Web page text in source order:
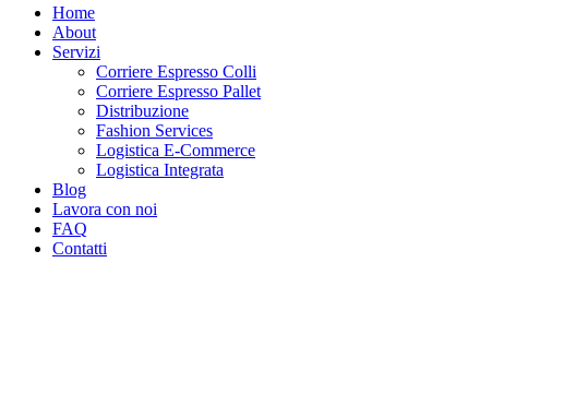
Home
About
Servizi
Corriere Espresso Colli
Corriere Espresso Pallet
Distribuzione
Fashion Services
Logistica E-Commerce
Logistica Integrata
Blog
Lavora con noi
FAQ
Contatti